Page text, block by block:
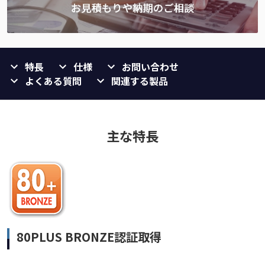
特長 仕様
お問い合わせ
よくある質問
関連する製品
主な特長
80PLUS BRONZE認証取得